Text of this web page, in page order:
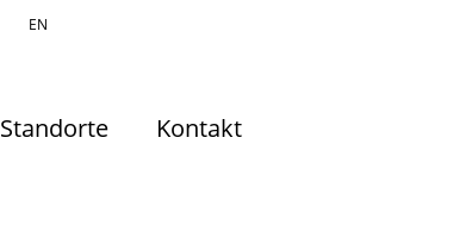
EN
Standorte Kontakt